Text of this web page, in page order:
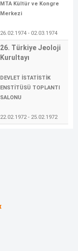
MTA Kültür ve Kongre
Merkezi
26.02.1974 - 02.03.1974
26. Türkiye Jeoloji
Kurultayı
DEVLET İSTATİSTİK
ENSTİTÜSÜ TOPLANTI
SALONU
22.02.1972 - 25.02.1972